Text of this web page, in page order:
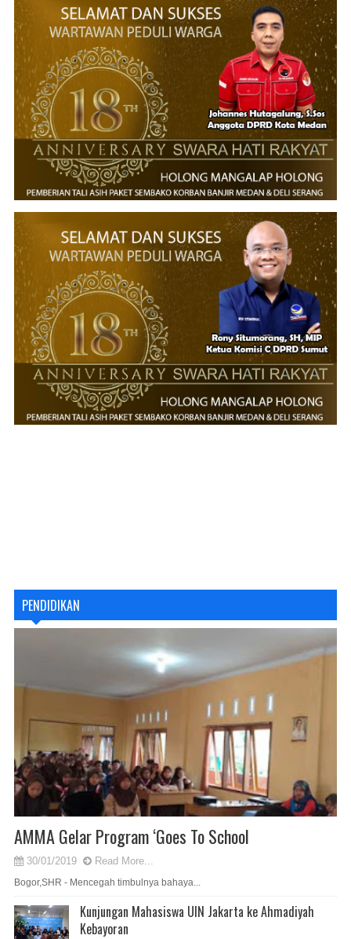
PENDIDIKAN
AMMA Gelar Program ‘Goes To School
30/01/2019 Read More...
Bogor,SHR - Mencegah timbulnya bahaya...
Kunjungan Mahasiswa UIN Jakarta ke Ahmadiyah
Kebayoran